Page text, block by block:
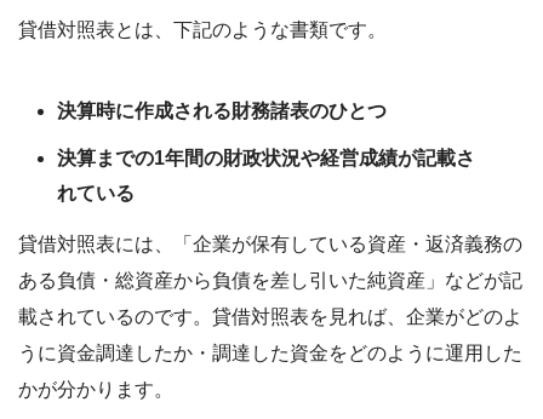
貸借対照表とは、下記のような書類です。
決算時に作成される財務諸表のひとつ
決算までの1年間の財政状況や経営成績が記載さ
れている
貸借対照表には、「企業が保有している資産・返済義務の
ある負債・総資産から負債を差し引いた純資産」などが記
載されているのです。貸借対照表を見れば、企業がどのよ
うに資金調達したか・調達した資金をどのように運用した
かが分かります。